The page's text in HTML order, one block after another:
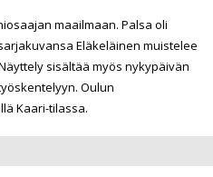
maailmaan. Palsa oli
Eläkeläinen muistelee
sisältää myös nykypäivän
Oulun
Kaari-tilassa.